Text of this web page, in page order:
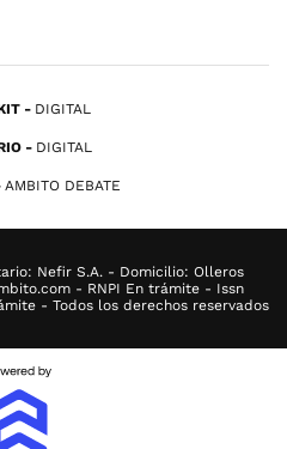
DIGITAL
DIGITAL
AMBITO DEBATE
Nefir S.A. - Domicilio: Olleros
- RNPI En trámite - Issn
- Todos los derechos reservados